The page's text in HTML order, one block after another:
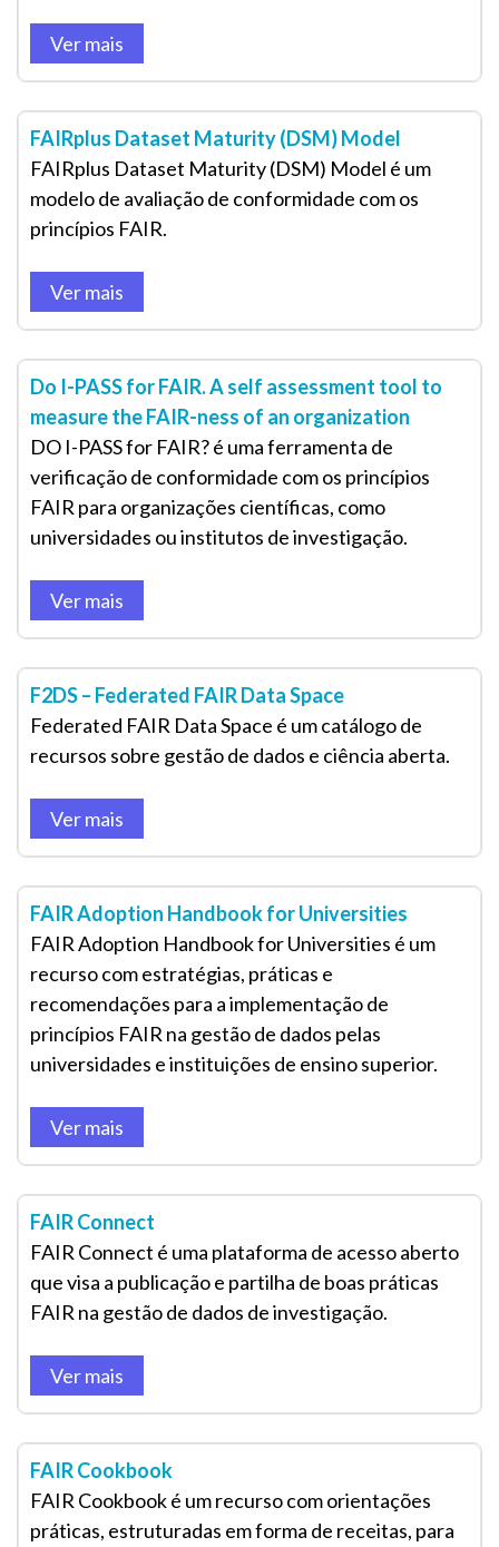
Ver mais
FAIRplus Dataset Maturity (DSM) Model
FAIRplus Dataset Maturity (DSM) Model é um
modelo de avaliação de conformidade com os
princípios FAIR.
Ver mais
Do I-PASS for FAIR. A self assessment tool to
measure the FAIR-ness of an organization
DO I-PASS for FAIR? é uma ferramenta de
verificação de conformidade com os princípios
FAIR para organizações científicas, como
universidades ou institutos de investigação.
Ver mais
F2DS – Federated FAIR Data Space
Federated FAIR Data Space é um catálogo de
recursos sobre gestão de dados e ciência aberta.
Ver mais
FAIR Adoption Handbook for Universities
FAIR Adoption Handbook for Universities é um
recurso com estratégias, práticas e
recomendações para a implementação de
princípios FAIR na gestão de dados pelas
universidades e instituições de ensino superior.
Ver mais
FAIR Connect
FAIR Connect é uma plataforma de acesso aberto
que visa a publicação e partilha de boas práticas
FAIR na gestão de dados de investigação.
Ver mais
FAIR Cookbook
FAIR Cookbook é um recurso com orientações
práticas, estruturadas em forma de receitas, para